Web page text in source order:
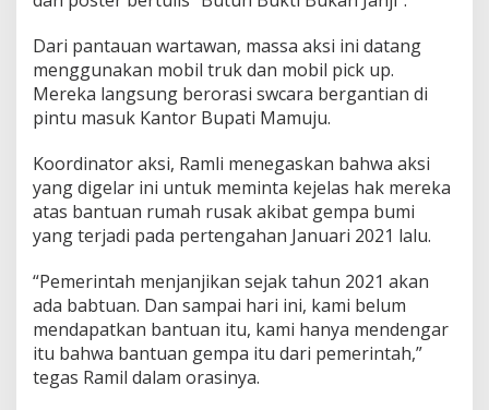
'
B
u
u
B
k
t
i
u
k
a
n
J
a
Dari pantauan wartawan, massa aksi ini datang
menggunakan mobil truk dan mobil pick up.
Mereka langsung berorasi swcara bergantian di
pintu masuk Kantor Bupati Mamuju.
Koordinator aksi, Ramli menegaskan bahwa aksi
yang digelar ini untuk meminta kejelas hak mereka
atas bantuan rumah rusak akibat gempa bumi
yang terjadi pada pertengahan Januari 2021 lalu.
“Pemerintah menjanjikan sejak tahun 2021 akan
ada babtuan. Dan sampai hari ini, kami belum
mendapatkan bantuan itu, kami hanya mendengar
itu bahwa bantuan gempa itu dari pemerintah,”
tegas Ramil dalam orasinya.